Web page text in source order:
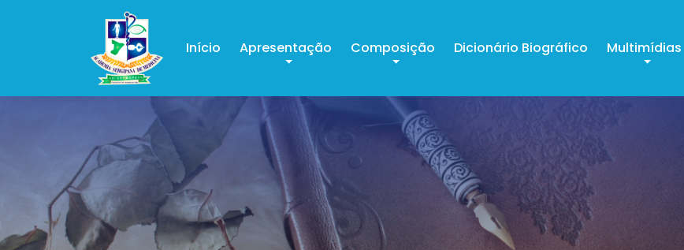
Início Apresentação Composição Dicionário Biográfico Multimídias